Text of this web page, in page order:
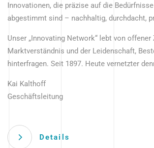
Innovationen, die präzise auf die
abgestimmt sind – nachhaltig, durchdacht,
Unser „Innovating Network“ lebt von
Marktverständnis und der Leidenschaft,
hinterfragen. Seit 1897. Heute vernetzter
Kai Kalthoff
Geschäftsleitung
Details